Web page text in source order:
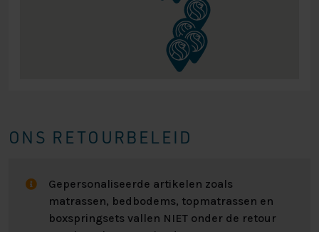
ONS RETOURBELEID
Gepersonaliseerde artikelen zoals
matrassen, bedbodems, topmatrassen en
boxspringsets vallen NIET onder de retour